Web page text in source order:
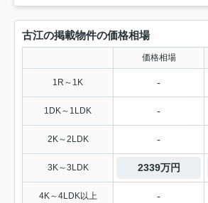
古江の掲載物件の価格相場
価格相場
1R～1K -
1DK～1LDK -
2K～2LDK -
3K～3LDK 2339万円
4K～4LDK以上 -